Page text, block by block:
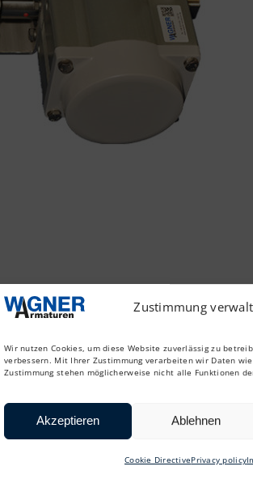
Zustimmung
Wir nutzen Cookies, um diese Website zuverlässig zu
verbessern. Mit Ihrer Zustimmung verarbeiten wir Daten
Zustimmung stehen möglicherweise nicht alle Funktionen
Akzeptieren Ablehnen
Cookie DirectivePrivacy policy